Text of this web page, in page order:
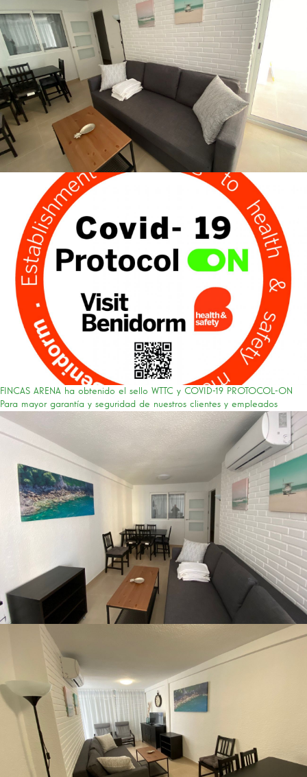
FINCAS ARENA ha obtenido el sello WTTC y COVID-19 PROTOCOL-ON
Para mayor garantía y seguridad de nuestros clientes y empleados